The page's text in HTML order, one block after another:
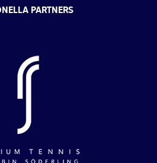
PARTNERS